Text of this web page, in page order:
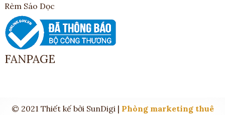
Rèm Sáo Dọc
FANPAGE
© 2021 Thiết kế bởi SunDigi | Phòng marketing thuê